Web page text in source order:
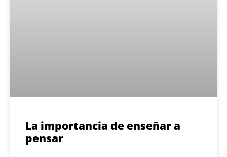
La importancia de enseñar a
pensar